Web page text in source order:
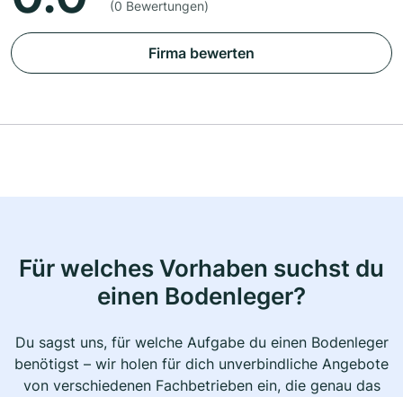
(0 Bewertungen)
Firma bewerten
Für welches Vorhaben suchst du
einen Bodenleger?
Du sagst uns, für welche Aufgabe du einen Bodenleger
benötigst – wir holen für dich unverbindliche Angebote
von verschiedenen Fachbetrieben ein, die genau das